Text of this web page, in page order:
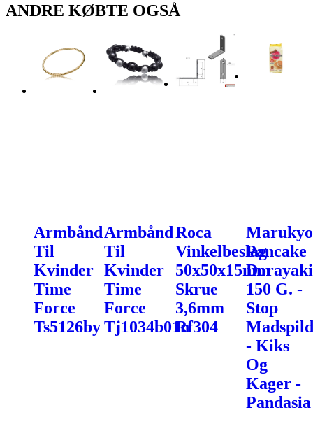
ANDRE KØBTE OGSÅ
Armbånd
Til
Kvinder
Time
Force
Ts5126by
Armbånd
Til
Kvinder
Time
Force
Tj1034b01n
Roca
Vinkelbeslag
50x50x15mm
Skrue
3,6mm
Rf304
Marukyo
Pancake
Dorayaki
150 G. -
Stop
Madspild
- Kiks
Og
Kager -
Pandasia